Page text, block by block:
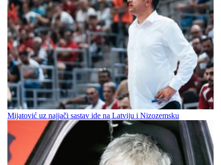
Mijatović uz najjači sastav ide na Latviju i Nizozemsku